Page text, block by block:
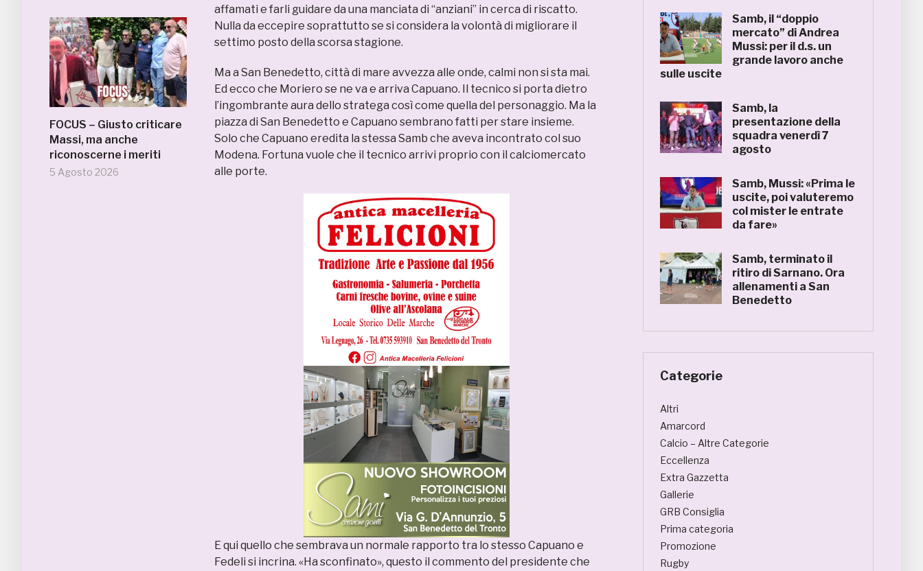
FOCUS – Giusto criticare
Massi, ma anche
riconoscerne i meriti
5 Agosto 2026
affamati e farli guidare da una manciata di “anziani” in cerca di riscatto.
Nulla da eccepire soprattutto se si considera la volontà di migliorare il
settimo posto della scorsa stagione.
Ma a San Benedetto, città di mare avvezza alle onde, calmi non si sta mai.
Ed ecco che Moriero se ne va e arriva Capuano. Il tecnico si porta dietro
l’ingombrante aura dello stratega così come quella del personaggio. Ma la
piazza di San Benedetto e Capuano sembrano fatti per stare insieme.
Solo che Capuano eredita la stessa Samb che aveva incontrato col suo
Modena. Fortuna vuole che il tecnico arrivi proprio con il calciomercato
alle porte.
E qui quello che sembrava un normale rapporto tra lo stesso Capuano e
Fedeli si incrina. «Ha sconfinato», questo il commento del presidente che
Samb, il “doppio
mercato” di Andrea
Mussi: per il d.s. un
grande lavoro anche
sulle uscite
Samb, la
presentazione della
squadra venerdì 7
agosto
Samb, Mussi: «Prima le
uscite, poi valuteremo
col mister le entrate
da fare»
Samb, terminato il
ritiro di Sarnano. Ora
allenamenti a San
Benedetto
Categorie
Altri
Amarcord
Calcio – Altre Categorie
Eccellenza
Extra Gazzetta
Gallerie
GRB Consiglia
Prima categoria
Promozione
Rugby